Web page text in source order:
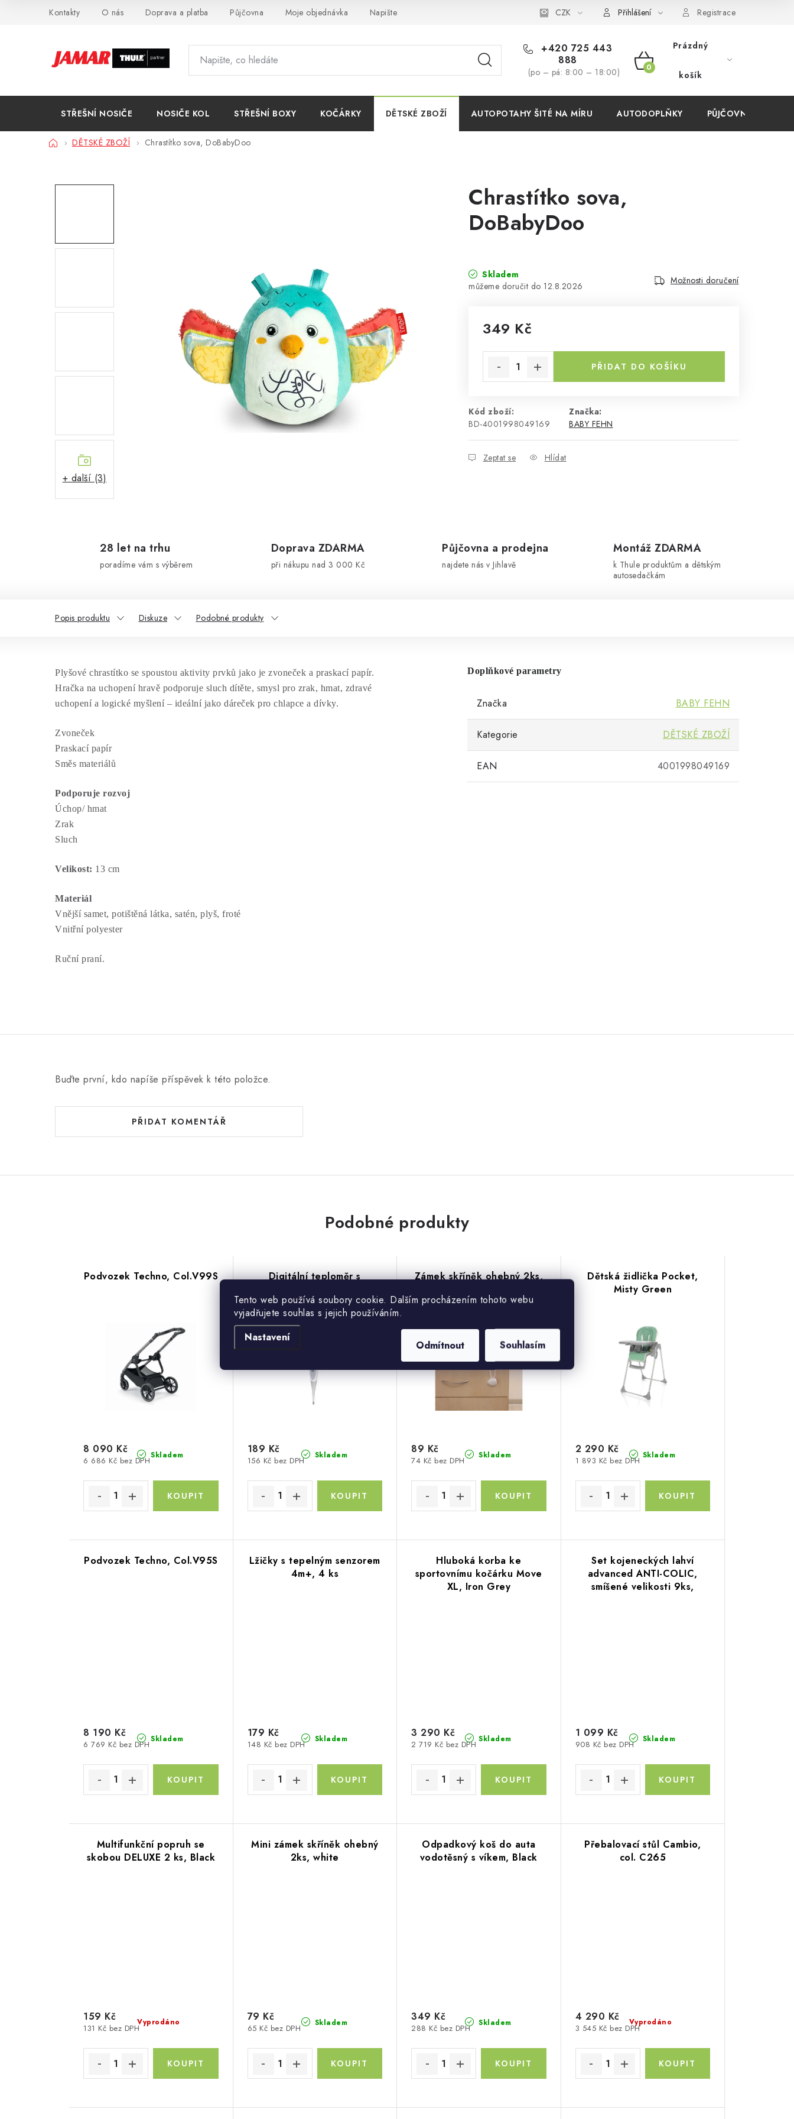
Tento web používá soubory cookie. Dalším procházením tohoto webu
vyjadřujete souhlas s jejich používáním.
Nastavení
Odmítnout Souhlasím
Kontakty O nás Doprava a platba Půjčovna Moje objednávka Napište nám Obchodní podmínky
CZK Přihlášení Registrace
+420 725 443
888
(po – pá: 8:00 – 18:00)
NÁKUPNÍ
Prázdný
košík
STŘEŠNÍ NOSIČE NOSIČE KOL STŘEŠNÍ BOXY KOČÁRKY DĚTSKÉ ZBOŽÍ AUTOPOTAHY ŠITÉ NA MÍRU AUTODOPLŇKY PŮJČOVNA
DomůDĚTSKÉ ZBOŽÍ Chrastítko sova, DoBabyDoo
+ další (3)
Chrastítko sova,
DoBabyDoo
Skladem
12.8.2026
Možnosti doručení
349 Kč
PŘIDAT DO KOŠÍKU
Kód zboží:
BD-4001998049169
Značka:
BABY FEHN
Zeptat se Hlídat
28 let na trhu
poradíme vám s výběrem
Doprava ZDARMA
při nákupu nad 3 000 Kč
Půjčovna a prodejna
najdete nás v Jihlavě
Montáž ZDARMA
k Thule produktům a dětským
autosedačkám
Popis produktu Diskuze Podobné produkty
Plyšové chrastítko se spoustou aktivity prvků jako je zvoneček a praskací papír.
Hračka na uchopení hravě podporuje sluch dítěte, smysl pro zrak, hmat, zdravé
uchopení a logické myšlení – ideální jako dáreček pro chlapce a dívky.
Zvoneček
Praskací papír
Směs materiálů
Podporuje rozvoj
Úchop/ hmat
Zrak
Sluch
Velikost: 13 cm
Materiál
Vnější samet, potištěná látka, satén, plyš, froté
Vnitřní polyester
Ruční praní.
Doplňkové parametry
Značka BABY FEHN
Kategorie DĚTSKÉ ZBOŽÍ
EAN 4001998049169
Buďte první, kdo napíše příspěvek k této položce.
PŘIDAT KOMENTÁŘ
Podobné produkty
Podvozek Techno, Col.V99S
Skladem
6 686 Kč bez DPH
8 090 Kč
Digitální teploměr s
Skladem
156 Kč bez DPH
189 Kč
Zámek skříněk ohebný 2ks,
Skladem
74 Kč bez DPH
89 Kč
Dětská židlička Pocket,
Misty Green
Skladem
1 893 Kč bez DPH
2 290 Kč
Podvozek Techno, Col.V95S
Skladem
6 769 Kč bez DPH
8 190 Kč
Lžičky s tepelným senzorem
4m+, 4 ks
Skladem
148 Kč bez DPH
179 Kč
Hluboká korba ke
sportovnímu kočárku Move
XL, Iron Grey
Skladem
2 719 Kč bez DPH
3 290 Kč
Set kojeneckých lahví
advanced ANTI-COLIC,
smíšené velikosti 9ks,
Skladem
908 Kč bez DPH
1 099 Kč
Multifunkční popruh se
skobou DELUXE 2 ks, Black
Vyprodáno
131 Kč bez DPH
159 Kč
Mini zámek skříněk ohebný
2ks, white
Skladem
65 Kč bez DPH
79 Kč
Odpadkový koš do auta
vodotěsný s víkem, Black
Skladem
288 Kč bez DPH
349 Kč
Přebalovací stůl Cambio,
col. C265
Vyprodáno
3 545 Kč bez DPH
4 290 Kč